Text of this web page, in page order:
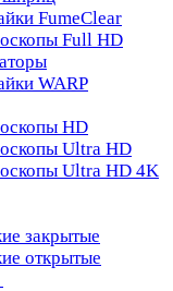
FumeClear
Full HD
WARP
HD
Ultra HD
Ultra HD 4K
закрытые
открытые